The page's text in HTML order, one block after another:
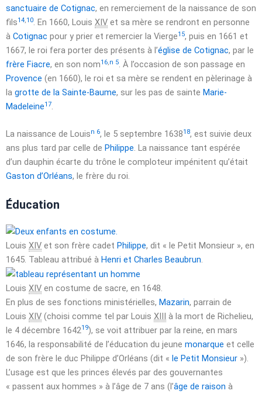
sanctuaire de Cotignac, en remerciement de la naissance de son
fils14 10. En 1660, Louis XIV et sa mère se rendront en personne
à Cotignac pour y prier et remercier la Vierge15, puis en 1661 et
1667, le roi fera porter des présents à l’église de Cotignac, par le
frère Fiacre, en son nom16 n 5. À l’occasion de son passage en
Provence (en 1660), le roi et sa mère se rendent en pèlerinage à
la grotte de la Sainte-Baume, sur les pas de sainte Marie-
Madeleine17.
La naissance de Louisn 6, le 5 septembre 163818, est suivie deux
ans plus tard par celle de Philippe. La naissance tant espérée
d’un dauphin écarte du trône le comploteur impénitent qu’était
Gaston d’Orléans, le frère du roi.
Éducation
Louis XIV et son frère cadet Philippe, dit « le Petit Monsieur », en
1645. Tableau attribué à Henri et Charles Beaubrun.
Louis XIV en costume de sacre, en 1648.
En plus de ses fonctions ministérielles, Mazarin, parrain de
Louis XIV (choisi comme tel par Louis XIII à la mort de Richelieu,
le 4 décembre 164219), se voit attribuer par la reine, en mars
1646, la responsabilité de l’éducation du jeune monarque et celle
de son frère le duc Philippe d’Orléans (dit « le Petit Monsieur »).
L’usage est que les princes élevés par des gouvernantes
« passent aux hommes » à l’âge de 7 ans (l’âge de raison à